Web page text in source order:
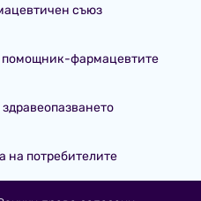
съюз
помощник-фармацевтите
на потребителите